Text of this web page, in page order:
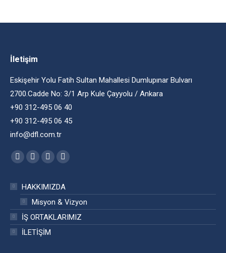
İletişim
Eskişehir Yolu Fatih Sultan Mahallesi Dumlupınar Bulvarı
2700.Cadde No: 3/1 Arp Kule Çayyolu / Ankara
+90 312-495 06 40
+90 312-495 06 45
info@dfl.com.tr
Find us on:
Facebook
TwitterYouTubeInstagram
HAKKIMIZDA
Misyon & Vizyon
İŞ ORTAKLARIMIZ
İLETİŞİM